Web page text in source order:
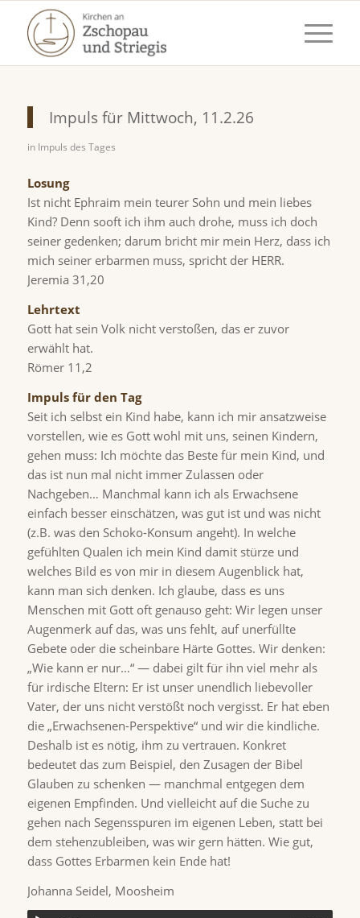
Impuls für Mittwoch, 11.2.26
in Impuls des Tages
Losung
Ist nicht Ephraim mein teurer Sohn und mein liebes
Kind? Denn sooft ich ihm auch drohe, muss ich doch
seiner gedenken; darum bricht mir mein Herz, dass ich
mich seiner erbarmen muss, spricht der HERR.
Jeremia 31,20
Lehrtext
Gott hat sein Volk nicht verstoßen, das er zuvor
erwählt hat.
Römer 11,2
Impuls für den Tag
Seit ich selbst ein Kind habe, kann ich mir ansatzweise
vorstellen, wie es Gott wohl mit uns, seinen Kindern,
gehen muss: Ich möchte das Beste für mein Kind, und
das ist nun mal nicht immer Zulassen oder
Nachgeben… Manchmal kann ich als Erwachsene
einfach besser einschätzen, was gut ist und was nicht
(z.B. was den Schoko-Konsum angeht). In welche
gefühlten Qualen ich mein Kind damit stürze und
welches Bild es von mir in diesem Augenblick hat,
kann man sich denken. Ich glaube, dass es uns
Menschen mit Gott oft genauso geht: Wir legen unser
Augenmerk auf das, was uns fehlt, auf unerfüllte
Gebete oder die scheinbare Härte Gottes. Wir denken:
„Wie kann er nur…“ — dabei gilt für ihn viel mehr als
für irdische Eltern: Er ist unser unendlich liebevoller
Vater, der uns nicht verstößt noch vergisst. Er hat eben
die „Erwachsenen-Perspektive“ und wir die kindliche.
Deshalb ist es nötig, ihm zu vertrauen. Konkret
bedeutet das zum Beispiel, den Zusagen der Bibel
Glauben zu schenken — manchmal entgegen dem
eigenen Empfinden. Und vielleicht auf die Suche zu
gehen nach Segensspuren im eigenen Leben, statt bei
dem stehenzubleiben, was wir gern hätten. Wie gut,
dass Gottes Erbarmen kein Ende hat!
Johanna Seidel, Moosheim